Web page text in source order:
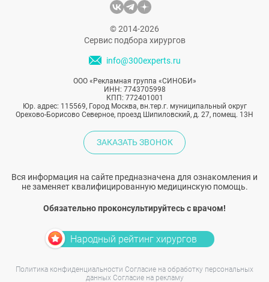
© 2014-2026
Сервис подбора хирургов
info@300experts.ru
ООО «Рекламная группа «СИНОБИ»
ИНН: 7743705998
КПП: 772401001
Юр. адрес: 115569, Город Москва, вн.тер.г. муниципальный округ
Орехово-Борисово Северное, проезд Шипиловский, д. 27, помещ. 13Н
ЗАКАЗАТЬ ЗВОНОК
Вся информация на сайте предназначена для ознакомления и
не заменяет квалифицированную медицинскую помощь.
Обязательно проконсультируйтесь с врачом!
Народный рейтинг хирургов
Политика конфиденциальности Согласие на обработку персональных
данных Согласие на рекламу